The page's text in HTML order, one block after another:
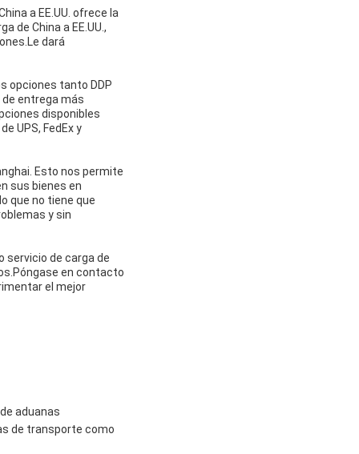
a EE.UU. ofrece la
de China a EE.UU.,
dará
opciones tanto DDP
de entrega más
disponibles
UPS, FedEx y
Esto nos permite
sus bienes en
que no tiene que
y sin
servicio de carga de
en contacto
el mejor
aduanas
de transporte como